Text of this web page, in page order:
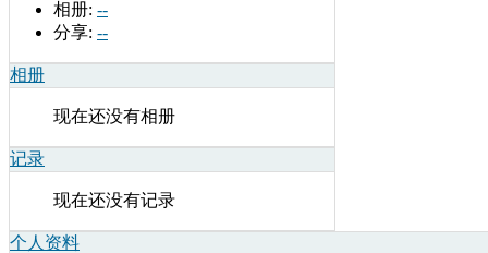
相册: --
分享: --
相册
现在还没有相册
记录
现在还没有记录
个人资料